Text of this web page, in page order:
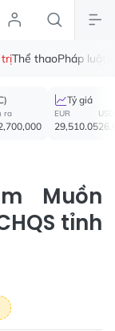
trịThể thaoPháp luật
ra
Tỷ giá
EUR
29,510.05
USD
Muồn
tỉnh